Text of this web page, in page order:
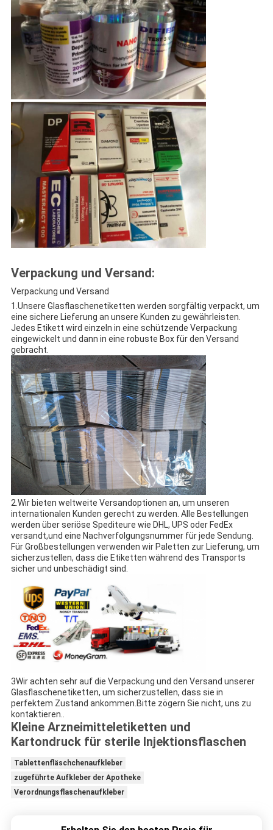
Verpackung und Versand:
Verpackung und Versand
1.Unsere Glasflaschenetiketten werden sorgfältig verpackt, um
eine sichere Lieferung an unsere Kunden zu gewährleisten.
Jedes Etikett wird einzeln in eine schützende Verpackung
eingewickelt und dann in eine robuste Box für den Versand
gebracht.
2.Wir bieten weltweite Versandoptionen an, um unseren
internationalen Kunden gerecht zu werden. Alle Bestellungen
werden über seriöse Spediteure wie DHL, UPS oder FedEx
versandt,und eine Nachverfolgungsnummer für jede Sendung.
Für Großbestellungen verwenden wir Paletten zur Lieferung, um
sicherzustellen, dass die Etiketten während des Transports
sicher und unbeschädigt sind.
3Wir achten sehr auf die Verpackung und den Versand unserer
Glasflaschenetiketten, um sicherzustellen, dass sie in
perfektem Zustand ankommen.Bitte zögern Sie nicht, uns zu
kontaktieren..
Kleine Arzneimitteletiketten und
Kartondruck für sterile Injektionsflaschen
Tablettenfläschchenaufkleber
zugeführte Aufkleber der Apotheke
Verordnungsflaschenaufkleber